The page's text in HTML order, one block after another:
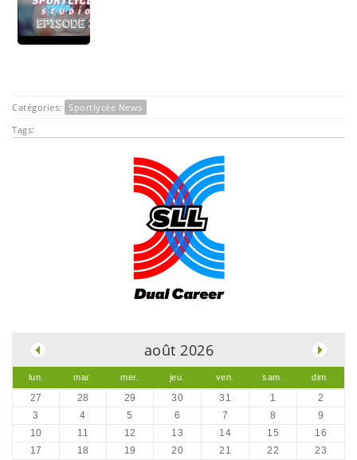
Catégories:
Sportlycée News
Tags:
août 2026
lun. mar. mer. jeu. ven. sam. dim.
27 28 29 30 31 1
2
3
4 5 6 7 8
9
10
11 12 13 14 15
16
17
18 19 20 21 22
23